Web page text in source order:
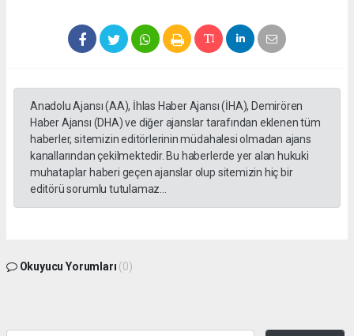
Anadolu Ajansı (AA), İhlas Haber Ajansı (İHA), Demirören
Haber Ajansı (DHA) ve diğer ajanslar tarafından eklenen tüm
haberler, sitemizin editörlerinin müdahalesi olmadan ajans
kanallarından çekilmektedir. Bu haberlerde yer alan hukuki
muhataplar haberi geçen ajanslar olup sitemizin hiç bir
editörü sorumlu tutulamaz...
Okuyucu Yorumları (0)